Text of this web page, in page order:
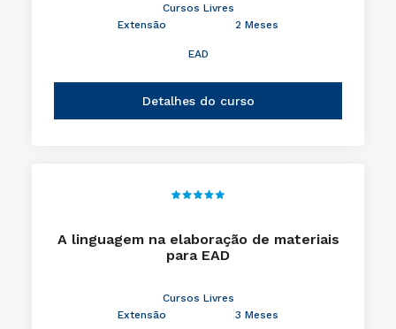
Cursos Livres
Extensão
2 Meses
EAD
Detalhes do curso
A linguagem na elaboração de materiais
para EAD
Cursos Livres
Extensão
3 Meses